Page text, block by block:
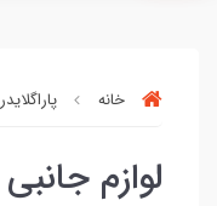
خانه پاراگلایدر
لوازم جانبی